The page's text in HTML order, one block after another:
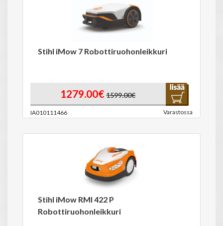
Stihl iMow 7 Robottiruohonleikkuri
1279.00€ 1599.00€
IA010111466 Varastossa
Stihl iMow RMI 422 P
Robottiruohonleikkuri